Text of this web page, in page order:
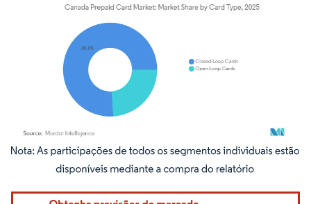
Imagem © Mordor Intelligence. O reuso requer atribuição conforme CC BY 4.0.